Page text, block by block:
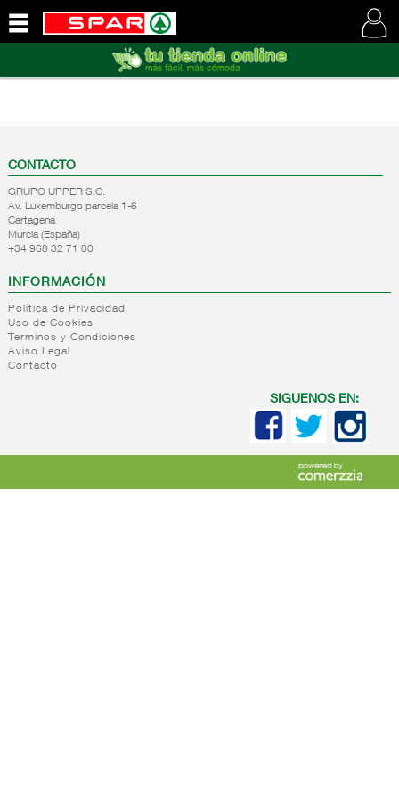
SOMOS
CONTACTO
GRUPO UPPER S.C.
Av. Luxemburgo parcela 1-6
Cartagena
Murcia (España)
+34 968 32 71 00
INFORMACIÓN
Política de Privacidad
Uso de Cookies
Terminos y Condiciones
Aviso Legal
Contacto
SIGUENOS EN: